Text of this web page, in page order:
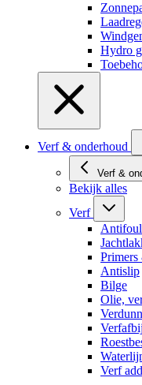
Hydro
Verf & onderhoud
Verf &
Bekijk alles
Verf
Antislip
Bilge
Olie,
Verf